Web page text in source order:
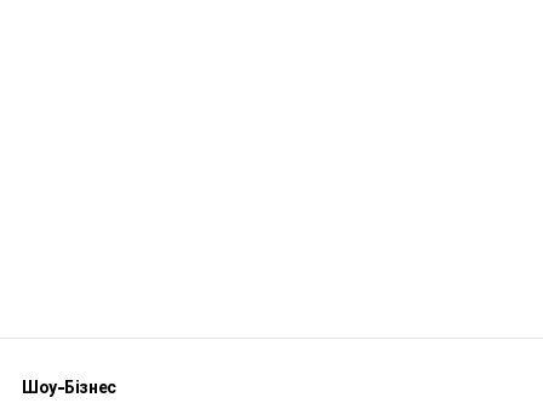
Шоу-Бізнес